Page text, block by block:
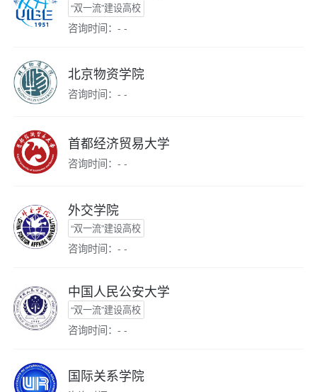
“双一流”建设高校
咨询时间：- -
北京物资学院
咨询时间：- -
首都经济贸易大学
咨询时间：- -
外交学院
“双一流”建设高校
咨询时间：- -
中国人民公安大学
“双一流”建设高校
咨询时间：- -
国际关系学院